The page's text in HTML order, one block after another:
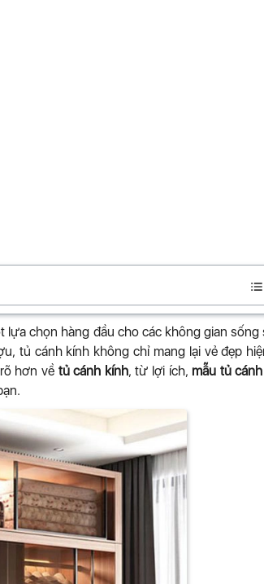
lựa chọn hàng đầu cho các không gian sống
tủ cánh kính không chỉ mang lại vẻ đẹp
hơn về tủ cánh kính, từ lợi ích, mẫu tủ